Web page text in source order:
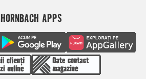
HORNBACH APPS